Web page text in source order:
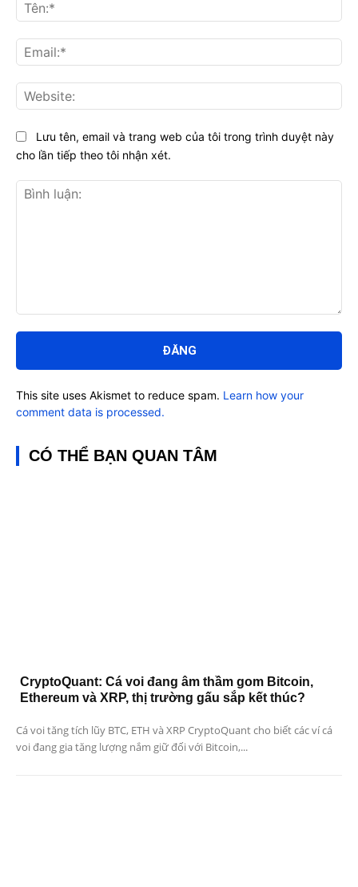
luận:
Lưu tên, email và trang web của tôi trong trình duyệt này
cho lần tiếp theo tôi nhận xét.
This site uses Akismet to reduce spam. Learn how your
comment data is processed.
CÓ THỂ BẠN QUAN TÂM
CryptoQuant: Cá voi đang âm thầm gom Bitcoin,
Ethereum và XRP, thị trường gấu sắp kết thúc?
Cá voi tăng tích lũy BTC, ETH và XRP CryptoQuant cho biết các ví cá
voi đang gia tăng lượng nắm giữ đối với Bitcoin,...